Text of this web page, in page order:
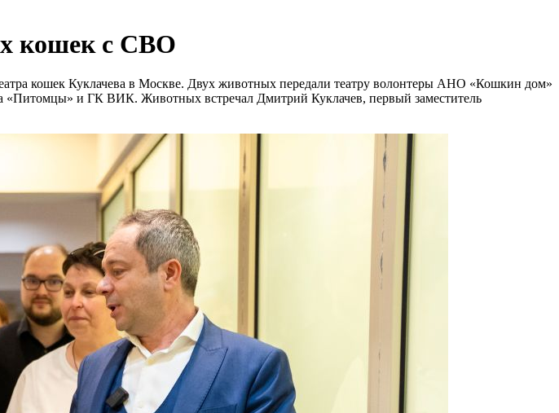
кошек с СВО
кошек Куклачева в Москве. Двух животных передали театру волонтеры АНО «Кошкин дом»
«Питомцы» и ГК ВИК. Животных встречал Дмитрий Куклачев, первый заместитель